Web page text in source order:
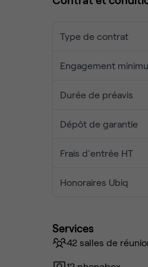
Type de contrat
Engagement
Durée de préavis
Dépôt de garantie
Frais d'entrée HT
Honoraires Ubiq
Services
42 salles de